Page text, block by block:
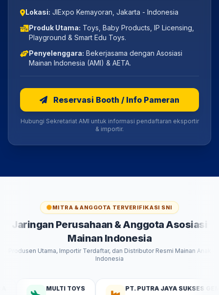
Lokasi: JIExpo Kemayoran, Jakarta - Indonesia
Produk Utama: Toys, Baby Products, IP Licensing,
Playground & Smart Edu Toys.
Penyelenggara: Bekerjasama dengan Asosiasi
Mainan Indonesia (AMI) & AETA.
Reservasi Booth / Info Pameran
Hubungi Sekretariat AMI untuk informasi pendaftaran eksportir
& importir.
MITRA & ANGGOTA TERVERIFIKASI SNI
Jaringan Perusahaan & Anggota Asosiasi
Mainan Indonesia
Produsen Utama, Importir Terdaftar, dan Distributor Resmi Mainan Anak
Indonesia
MULTI TOYS PT. PUTRA JAYA SUKSES GEMILANG